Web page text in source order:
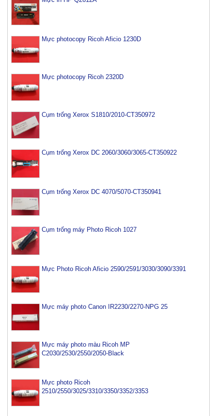
Mực photocopy Ricoh Aficio 1230D
Mực photocopy Ricoh 2320D
Cụm trống Xerox S1810/2010-CT350972
Cụm trống Xerox DC 2060/3060/3065-CT350922
Cụm trống Xerox DC 4070/5070-CT350941
Cụm trống máy Photo Ricoh 1027
Mực Photo Ricoh Aficio 2590/2591/3030/3090/3391
Mực máy photo Canon IR2230/2270-NPG 25
Mực máy photo màu Ricoh MP
C2030/2530/2550/2050-Black
Mực photo Ricoh
2510/2550/3025/3310/3350/3352/3353